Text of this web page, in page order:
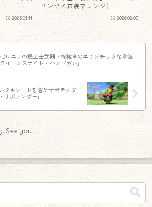
2025.01.11
リンセス衣装アレンジ）
2026.02.03
レニアの機工士武器・機械竜のエキゾチックな拳銃
クイーンズナイト・ハンドガン』
タキシードを着たサボテンダー
サボテンダー』
See you !